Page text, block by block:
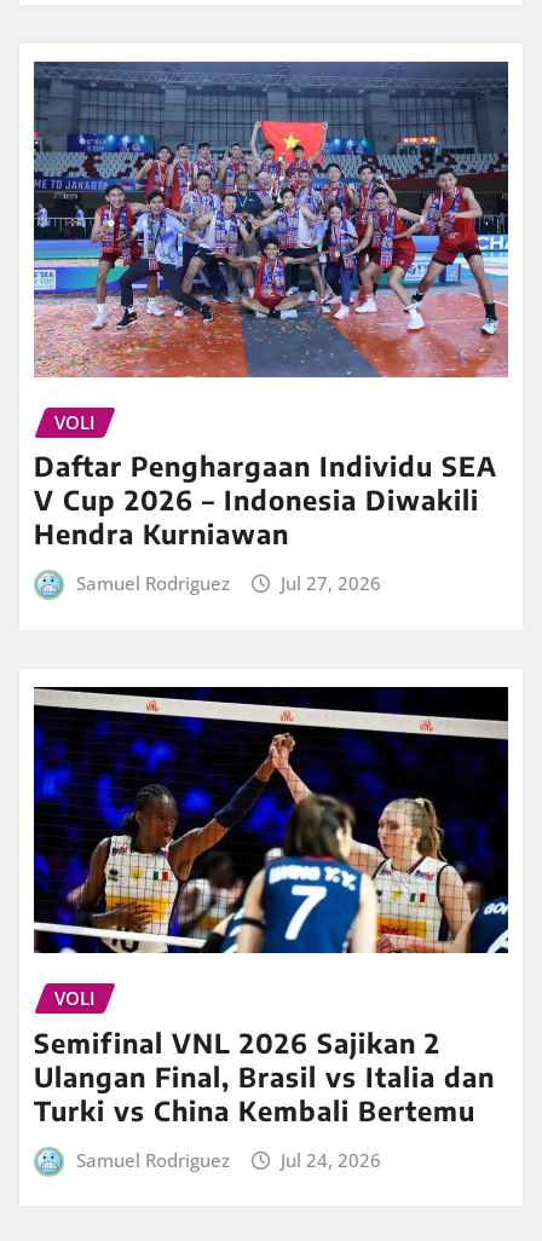
VOLI
Daftar Penghargaan Individu SEA
V Cup 2026 – Indonesia Diwakili
Hendra Kurniawan
Samuel Rodriguez Jul 27, 2026
VOLI
Semifinal VNL 2026 Sajikan 2
Ulangan Final, Brasil vs Italia dan
Turki vs China Kembali Bertemu
Samuel Rodriguez Jul 24, 2026